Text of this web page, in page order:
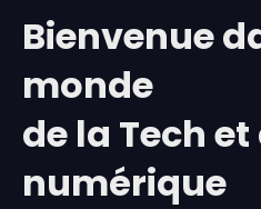
Bienvenue
monde
de la Tech et
numérique